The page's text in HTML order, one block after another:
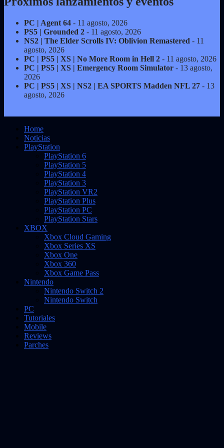
PC | Agent 64 - 11 agosto, 2026
PS5 | Grounded 2 - 11 agosto, 2026
NS2 | The Elder Scrolls IV: Oblivion Remastered - 11
agosto, 2026
PC | PS5 | XS | No More Room in Hell 2 - 11 agosto, 2026
PC | PS5 | XS | Emergency Room Simulator - 13 agosto,
2026
PC | PS5 | XS | NS2 | EA SPORTS Madden NFL 27 - 13
agosto, 2026
Home
Noticias
PlayStation
PlayStation 6
PlayStation 5
PlayStation 4
PlayStation 3
PlayStation VR2
PlayStation Plus
PlayStation PC
PlayStation Stars
XBOX
Xbox Cloud Gaming
Xbox Series XS
Xbox One
Xbox 360
Xbox Game Pass
Nintendo
Nintendo Switch 2
Nintendo Switch
PC
Tutoriales
Mobile
Reviews
Parches